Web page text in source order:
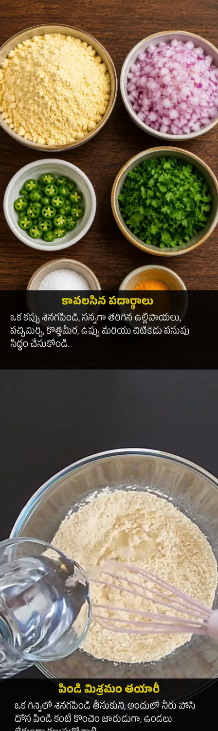
ఒక కప్పు శెనగపిండి, సన్నగా తరిగిన ఉల్లిపాయలు,
పచ్చిమిర్చి, కొత్తిమీర, ఉప్పు మరియు చిటికెడు పసుపు
సిద్ధం చేసుకోండి.
కావలసిన పదార్థాలు
ఒక గిన్నెలో శెనగపిండి తీసుకుని, అందులో నీరు పోసి
దోస పిండి కంటే కొంచెం జారుడుగా, ఉండలు
పిండి మిశ్రమం తయారీ